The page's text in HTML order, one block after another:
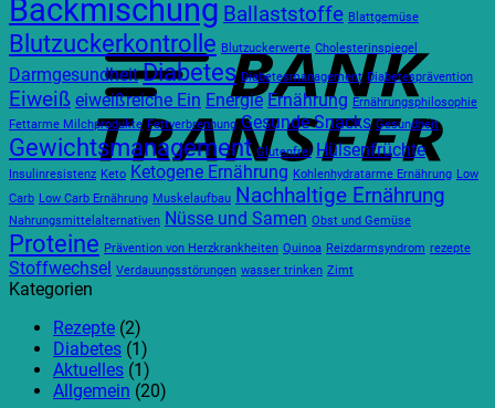
die
Tage-
Regel
AdamsBrot
für
Ernährungsbedürfnisse
Backmischung Ballaststoffe Blattgemüse
Blutzuckerkontrolle Blutzuckerwerte Cholesterinspiegel
Darmgesundheit Diabetes Diabetesmanagement Diabetesprävention
Eiweiß eiweißreiche Ein Energie Ernährung Ernährungsphilosophie
Fettarme Milchprodukte Fettverbrennung Gesunde Snacks Gesundheit
Gewichtsmanagement Glutenfrei Hülsenfrüchte
Insulinresistenz Keto Ketogene Ernährung Kohlenhydratarme Ernährung Low
Carb Low Carb Ernährung Muskelaufbau Nachhaltige Ernährung
Nahrungsmittelalternativen Nüsse und Samen Obst und Gemüse
Proteine Prävention von Herzkrankheiten Quinoa Reizdarmsyndrom rezepte
Stoffwechsel Verdauungsstörungen wasser trinken Zimt
Kategorien
Rezepte (2)
Diabetes (1)
Aktuelles (1)
Allgemein (20)